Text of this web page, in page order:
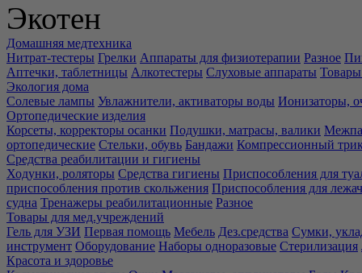
Экотен
Домашняя медтехника
Нитрат-тестеры Грелки Аппараты для физиотерапии Разное
Аптечки, таблетницы Алкотестеры Слуховые аппараты Товары
Экология дома
Солевые лампы Увлажнители, активаторы воды Ионизаторы,
Ортопедические изделия
Корсеты, корректоры осанки Подушки, матрасы, валики
ортопедические Стельки, обувь Бандажи Компрессионный
Средства реабилитации и гигиены
Ходунки, роляторы Средства гигиены Приспособления для
приспособления против скольжения Приспособления для
судна Тренажеры реабилитационные Разное
Товары для мед.учреждений
Гель для УЗИ Первая помощь Мебель Дез.средства Сумки,
инструмент Оборудование Наборы одноразовые Стерилизация
Красота и здоровье